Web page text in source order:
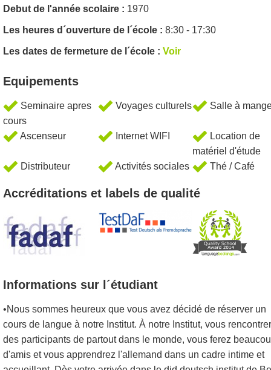
Debut de l'année scolaire : 1970
Les heures d´ouverture de l´école : 8:30 - 17:30
Les dates de fermeture de l´école : Voir
Equipements
Seminaire apres
cours
Voyages culturels Salle à
Ascenseur Internet WIFI
Location de
matériel d'étude
Distributeur
Activités sociales Thé / Café
Accréditations et labels de qualité
Informations sur l´étudiant
•Nous sommes heureux que vous avez décidé de réserver un
cours de langue à notre Institut. À notre Institut, vous
des participants de partout dans le monde, vous ferez
d'amis et vous apprendrez l'allemand dans un cadre intime et